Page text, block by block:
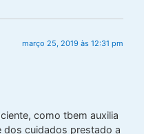
março 25, 2019 às 12:31 pm
como tbem auxilia
dos cuidados prestado a